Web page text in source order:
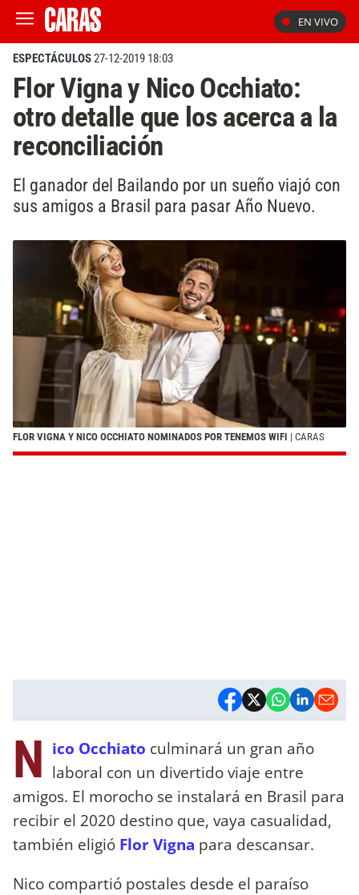
EN VIVO
ESPECTÁCULOS27-12-2019 18:03
Flor Vigna y Nico Occhiato:
otro detalle que los acerca a la
reconciliación
El ganador del Bailando por un sueño viajó con
sus amigos a Brasil para pasar Año Nuevo.
FLOR VIGNA Y NICO OCCHIATO NOMINADOS POR TENEMOS WIFI | CARAS
N ico Occhiato culminará un gran año
laboral con un divertido viaje entre
amigos. El morocho se instalará en Brasil para
recibir el 2020 destino que, vaya casualidad,
también eligió Flor Vigna para descansar.
Nico compartió postales desde el paraíso